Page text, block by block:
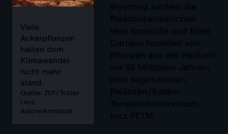
Viele
Ackerpflanzen
halten dem
Klimawandel
nicht mehr
stand.
Quelle: ZDF/Tobias
Lenz,
Autorenkombinat
Wyoming suchen die
Paläobotanikerinnen
Vera Korasidis und Ellen
Currano Fossilien von
Pflanzen aus der Heißzeit
vor 56 Millionen Jahren,
dem sogenannten
Paläozän/Eozän-
Temperaturmaximum,
kurz PETM.